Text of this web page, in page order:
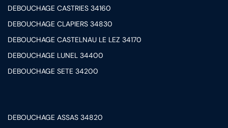
DEBOUCHAGE CASTRIES 34160
DEBOUCHAGE CLAPIERS 34830
DEBOUCHAGE CASTELNAU LE LEZ 34170
DEBOUCHAGE LUNEL 34400
DEBOUCHAGE SETE 34200
DEBOUCHAGE ASSAS 34820